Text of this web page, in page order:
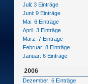
Juli: 3 Einträge
Juni: 9 Einträge
Mai: 6 Einträge
April: 3 Einträge
März: 7 Einträge
Februar: 8 Einträge
Januar: 6 Einträge
2006
Dezember: 6 Einträge